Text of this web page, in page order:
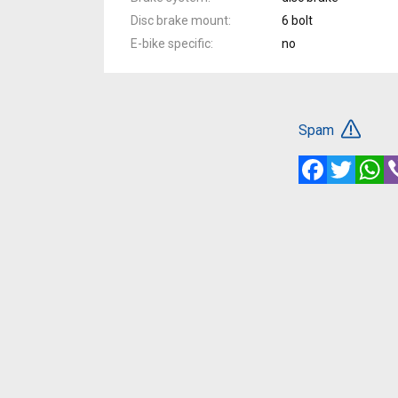
Disc brake mount
6 bolt
E-bike specific
no
Spam
FacebookTwitter